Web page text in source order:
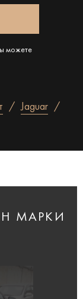
можете
Jaguar
МАРКИ